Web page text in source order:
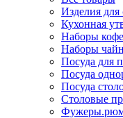
Изделия для
Кухонная
Наборы
Наборы
Посуда для
Посуда
Посуда
Столовые